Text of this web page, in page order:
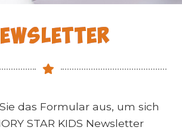
das Formular aus, um sich
STAR KIDS Newsletter